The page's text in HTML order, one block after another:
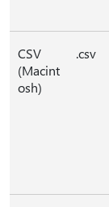
CSV
(Macint
osh)
.csv